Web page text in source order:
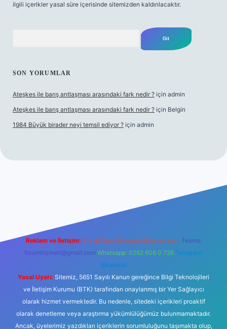
ilgili içerikler yasal süre içerisinde sitemizden kaldırılacaktır.
SON YORUMLAR
Ateşkes ile barış antlaşması arasındaki fark nedir ? için admin
Ateşkes ile barış antlaşması arasındaki fark nedir ? için Belgin
1984 Büyük birader neyi temsil ediyor ? için admin
Reklam ve İletişim: E-mail: backlinkpaneli@gmail.com Teams:
forumhizmeti@gmail.com Whatsapp: 0262 606 0 726 Telegram:
@karabul
Yasal Uyarı: Sitemiz, 5651 Sayılı Kanun gereğince Bilgi Teknolojileri
ve İletişim Kurumu (BTK) tarafından onaylanmış bir Yer Sağlayıcı
olarak hizmet vermektedir. Bu nedenle, sitedeki içerikleri proaktif
olarak denetleme veya araştırma yükümlülüğümüz bulunmamaktadır.
Ancak, üyelerimiz yazdıkları içeriklerin sorumluluğunu taşımakta olup,